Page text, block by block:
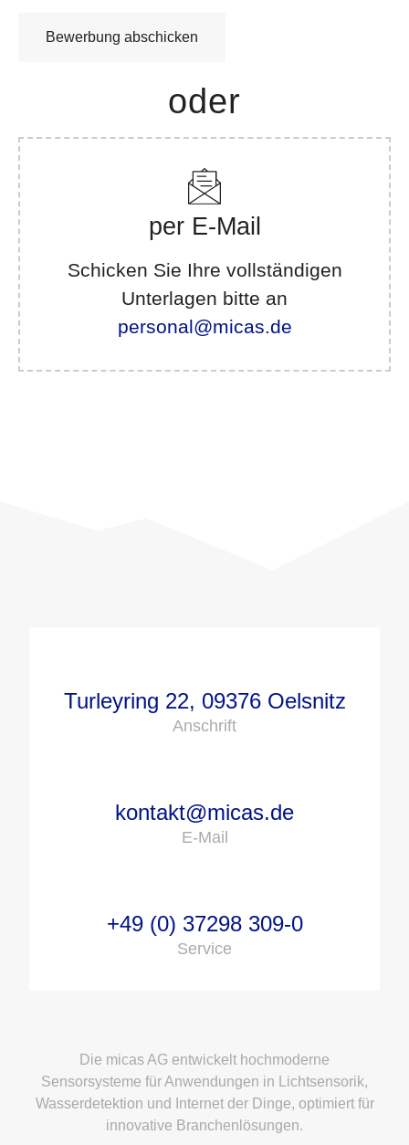
oder
per E-Mail
Schicken Sie Ihre vollständigen
Unterlagen bitte an
personal@micas.de
Turleyring 22, 09376 Oelsnitz
Anschrift
kontakt@micas.de
E-Mail
+49 (0) 37298 309-0
Service
Die micas AG entwickelt hochmoderne
Sensorsysteme für Anwendungen in Lichtsensorik,
Wasserdetektion und Internet der Dinge, optimiert für
innovative Branchenlösungen.